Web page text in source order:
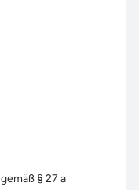
§ 27 a